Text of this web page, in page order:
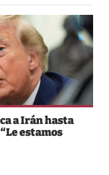
a Irán hasta
estamos